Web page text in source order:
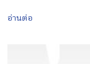
อ่านต่อ